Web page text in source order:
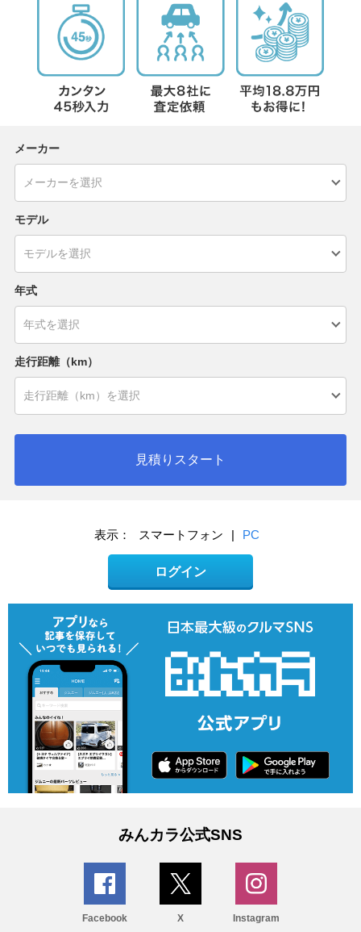
メーカー
モデル
年式
走行距離（km）
見積りスタート
表示： スマートフォン | PC
ログイン
みんカラ公式SNS
Facebook X Instagram